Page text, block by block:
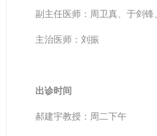
副主任医师：周卫真、于剑锋
主治医师：刘振
出诊时间
郝建宇教授：周二下午